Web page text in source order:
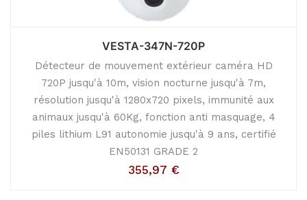
VESTA-347N-720P
Détecteur de mouvement extérieur caméra HD
720P jusqu'à 10m, vision nocturne jusqu'à 7m,
résolution jusqu'à 1280x720 pixels, immunité aux
animaux jusqu'à 60Kg, fonction anti masquage, 4
piles lithium L91 autonomie jusqu'à 9 ans, certifié
EN50131 GRADE 2
355,97 €